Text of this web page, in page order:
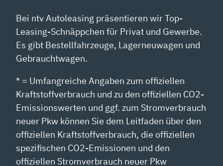
Bei ntv Autoleasing präsentieren wir Top-
Leasing-Schnäppchen für Privat und Gewerbe.
Es gibt Bestellfahrzeuge, Lagerneuwagen und
Gebrauchtwagen.
* = Umfangreiche Angaben zum offiziellen
Kraftstoffverbrauch und zu den offiziellen CO2-
Emissionswerten und ggf. zum Stromverbrauch
neuer Pkw können Sie dem Leitfaden über den
offiziellen Kraftstoffverbrauch, die offiziellen
spezifischen CO2-Emissionen und den
offiziellen Stromverbrauch neuer Pkw